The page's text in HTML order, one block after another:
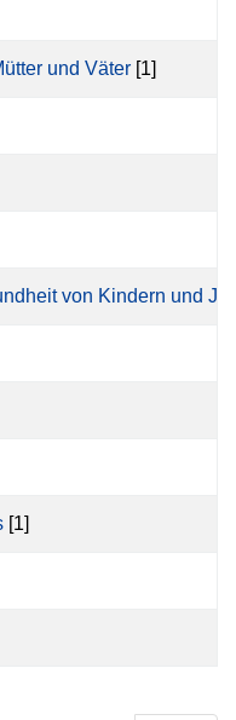
und Väter [1]
von Kindern und
[1]